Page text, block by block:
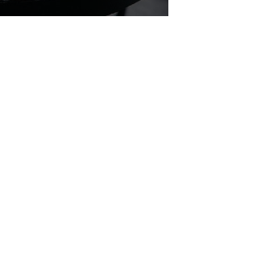
器、Pulse Ox 脈搏血氧偵測、壓力監測